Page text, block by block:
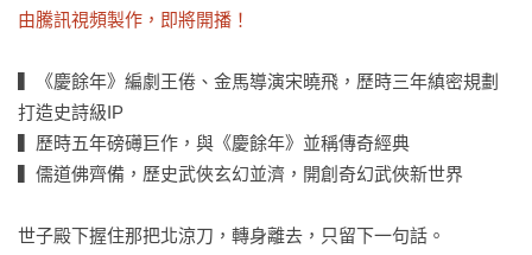
由騰訊視頻製作，即將開播！
▍《慶餘年》編劇王倦、金馬導演宋曉飛，歷時三年縝密規劃
打造史詩級IP
▍歷時五年磅礡巨作，與《慶餘年》並稱傳奇經典
▍儒道佛齊備，歷史武俠玄幻並濟，開創奇幻武俠新世界
世子殿下握住那把北涼刀，轉身離去，只留下一句話。